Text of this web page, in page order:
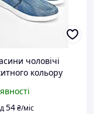
чоловічі
кольору
доставка
54₴/міс